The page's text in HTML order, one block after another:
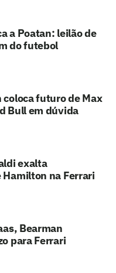
a Poatan: leilão de
do futebol
coloca futuro de Max
Bull em dúvida
exalta
Hamilton na Ferrari
Bearman
para Ferrari